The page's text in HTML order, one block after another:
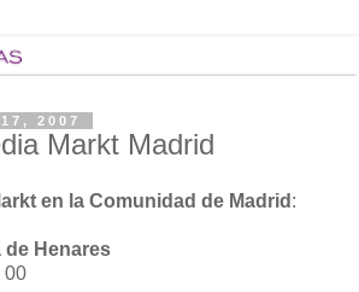
2007
Markt Madrid
en la Comunidad de Madrid :
de Henares
00